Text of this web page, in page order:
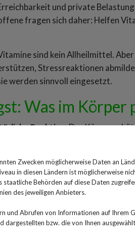
und private
fragen sich daher: Helfen
sind kein Allheilmittel.
Stressreaktionen
werden sinnvoll eingesetzt.
Was im Körper
Reaktion. Der Körper
leistungsfähig zu sein.
Stress sind zum Beispiel:
Unruhe
Zwecken möglicherweise Daten an
in diesen Ländern ist möglicherweise
Behörden auf diese Daten
des jeweiligen Anbieters.
und Abrufen von Informationen auf Ihrem
dargestellten bzw. die von Ihnen